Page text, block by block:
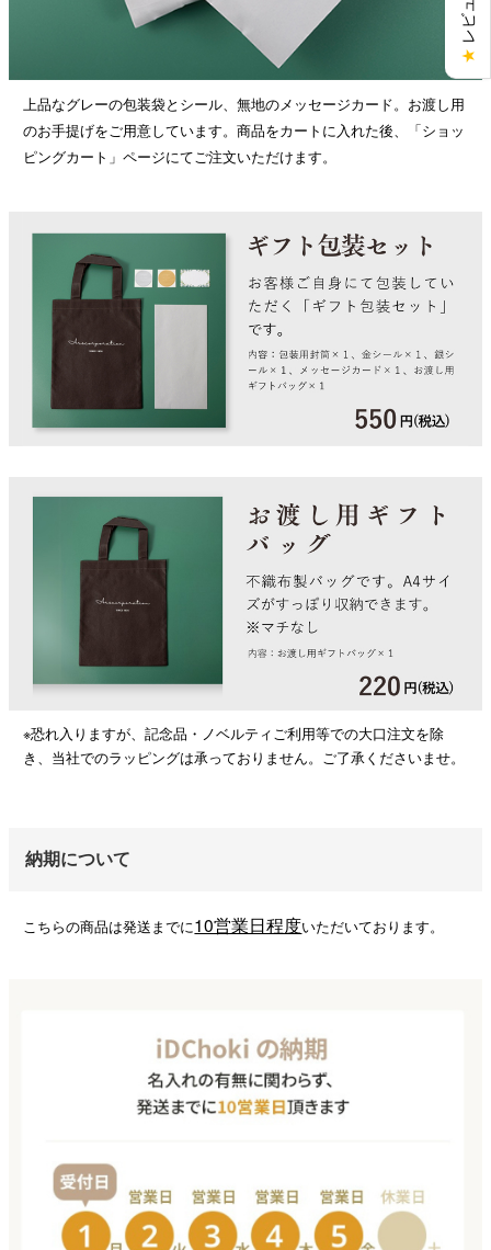
上品なグレーの包装袋とシール、無地のメッセージカード。お渡し用
のお手提げをご用意しています。商品をカートに入れた後、「ショッ
ピングカート」ページにてご注文いただけます。
※恐れ入りますが、記念品・ノベルティご利用等での大口注文を除
き、当社でのラッピングは承っておりません。ご了承くださいませ。
納期について
こちらの商品は発送までに10営業日程度いただいております。
★